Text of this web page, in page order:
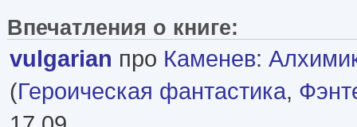
Впечатления о книге:
vulgarian про Каменев:
(Героическая фантастика,